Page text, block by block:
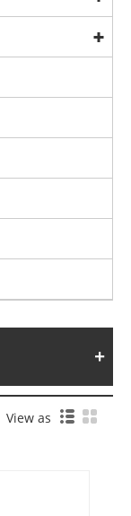
View as